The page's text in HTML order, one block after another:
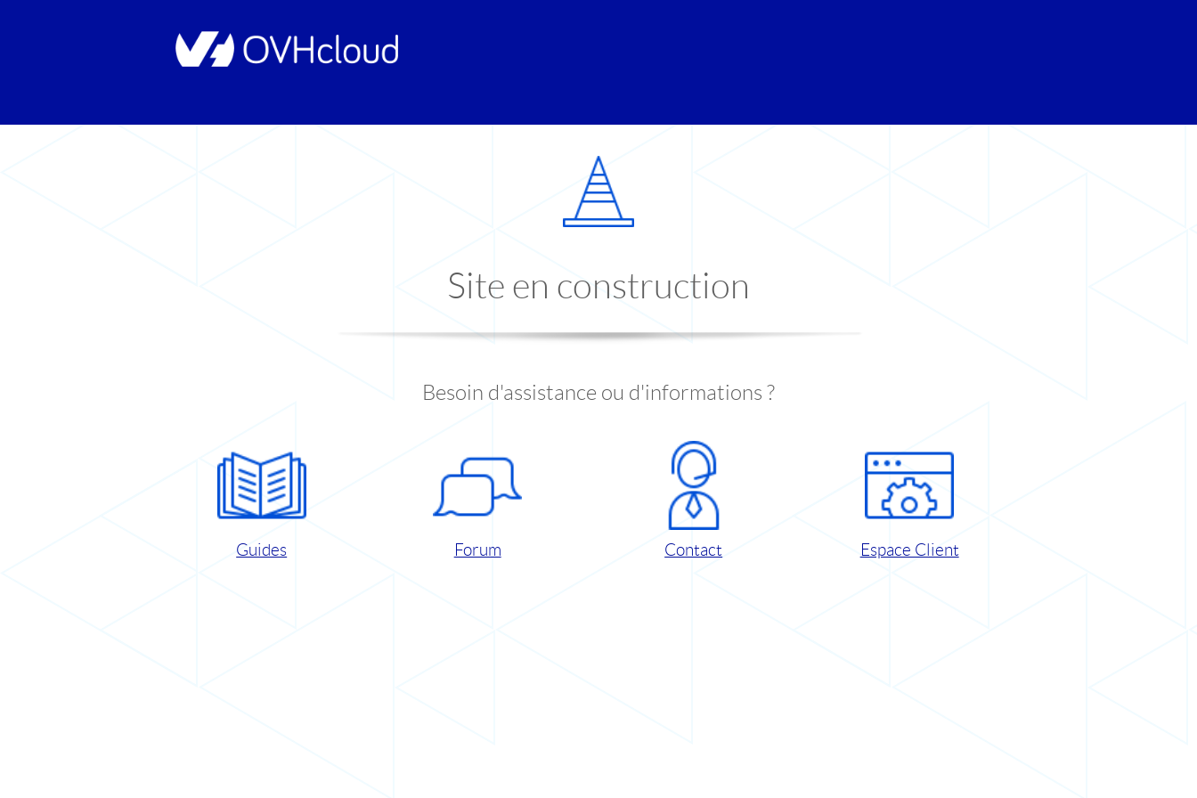
Site en construction
Besoin d'assistance ou d'informations ?
Guides Forum Contact Espace Client